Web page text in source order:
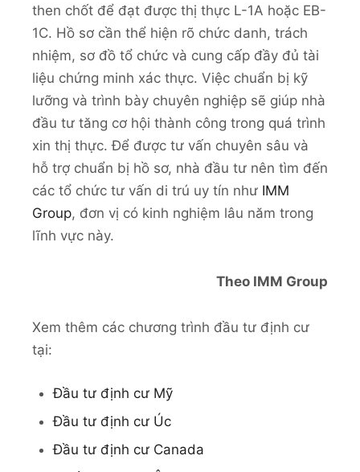
then chốt để đạt được thị thực L-1A hoặc EB-
1C. Hồ sơ cần thể hiện rõ chức danh, trách
nhiệm, sơ đồ tổ chức và cung cấp đầy đủ tài
liệu chứng minh xác thực. Việc chuẩn bị kỹ
lưỡng và trình bày chuyên nghiệp sẽ giúp nhà
đầu tư tăng cơ hội thành công trong quá trình
xin thị thực. Để được tư vấn chuyên sâu và
hỗ trợ chuẩn bị hồ sơ, nhà đầu tư nên tìm đến
các tổ chức tư vấn di trú uy tín như IMM
Group, đơn vị có kinh nghiệm lâu năm trong
lĩnh vực này.
Theo IMM Group
Xem thêm các chương trình đầu tư định cư
tại:
Đầu tư định cư Mỹ
Đầu tư định cư Úc
Đầu tư định cư Canada